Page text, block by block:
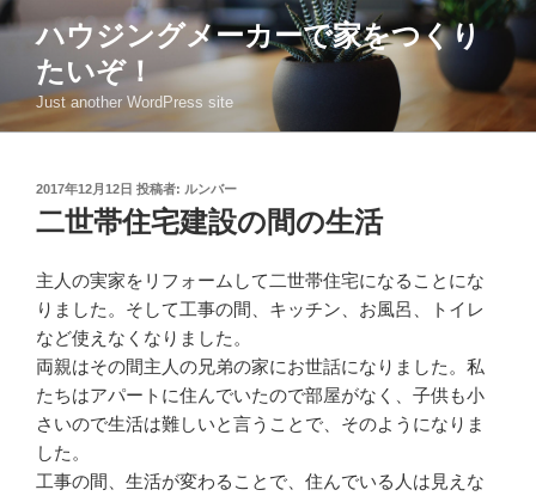
コ
ン
ツ
ハウジングメーカーで家をつくり
たいぞ！
Just another WordPress site
投
稿
日:
2017年12月12日 投稿者: ルンバー
二世帯住宅建設の間の生活
主人の実家をリフォームして二世帯住宅になることにな
りました。そして工事の間、キッチン、お風呂、トイレ
など使えなくなりました。
両親はその間主人の兄弟の家にお世話になりました。私
たちはアパートに住んでいたので部屋がなく、子供も小
さいので生活は難しいと言うことで、そのようになりま
した。
工事の間、生活が変わることで、住んでいる人は見えな